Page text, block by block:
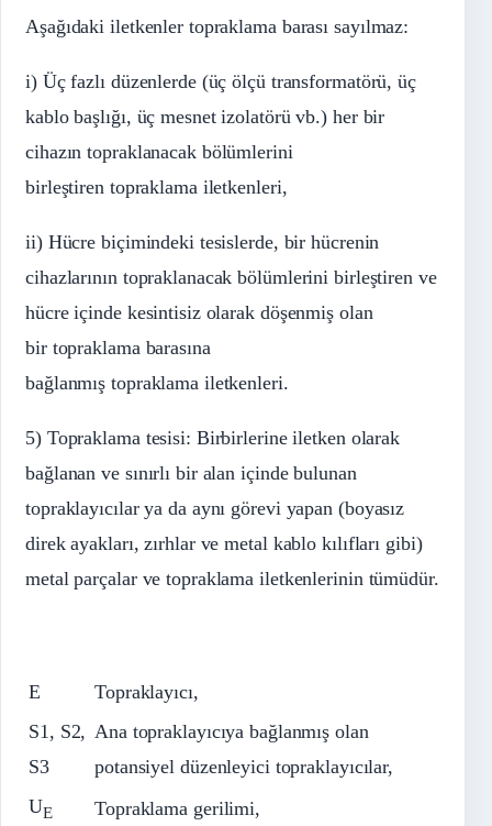
Aşağıdaki iletkenler topraklama barası sayılmaz:
i) Üç fazlı düzenlerde (üç ölçü transformatörü, üç
kablo başlığı, üç mesnet izolatörü vb.) her bir
cihazın topraklanacak bölümlerini
birleştiren topraklama iletkenleri,
ii) Hücre biçimindeki tesislerde, bir hücrenin
cihazlarının topraklanacak bölümlerini birleştiren ve
hücre içinde kesintisiz olarak döşenmiş olan
bir topraklama barasına
bağlanmış topraklama iletkenleri.
5) Topraklama tesisi: Birbirlerine iletken olarak
bağlanan ve sınırlı bir alan içinde bulunan
topraklayıcılar ya da aynı görevi yapan (boyasız
direk ayakları, zırhlar ve metal kablo kılıfları gibi)
metal parçalar ve topraklama iletkenlerinin tümüdür.
E
Topraklayıcı,
S1, S2,
S3
Ana topraklayıcıya bağlanmış olan
potansiyel düzenleyici topraklayıcılar,
UE Topraklama gerilimi,